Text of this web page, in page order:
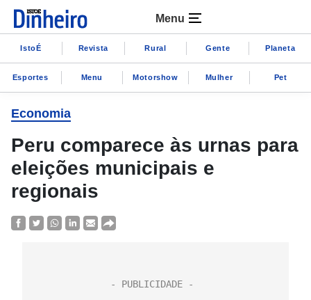
Menu
IstoÉ Revista Rural Gente Planeta
Esportes Menu Motorshow Mulher Pet
Economia
Peru comparece às urnas para
eleições municipais e
regionais